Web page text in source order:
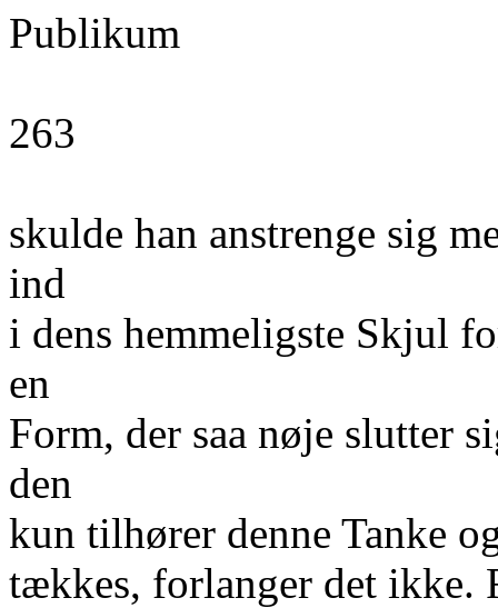
Publikum
263
skulde han anstrenge sig
ind
i dens hemmeligste Skjul
en
Form, der saa nøje slutter
den
kun tilhører denne Tanke
tækkes, forlanger det